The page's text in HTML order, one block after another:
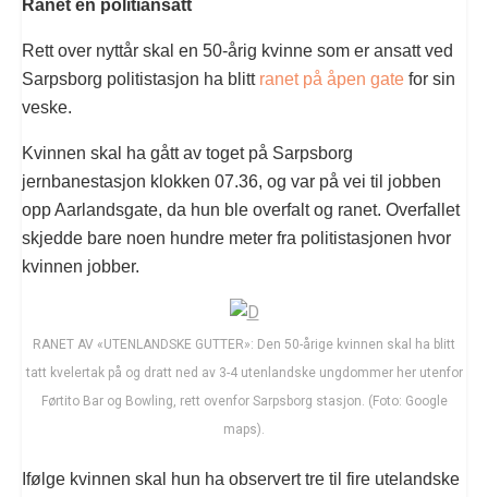
Ranet en politiansatt
Rett over nyttår skal en 50-årig kvinne som er ansatt ved
Sarpsborg politistasjon ha blitt ranet på åpen gate for sin
veske.
Kvinnen skal ha gått av toget på Sarpsborg
jernbanestasjon klokken 07.36, og var på vei til jobben
opp Aarlandsgate, da hun ble overfalt og ranet. Overfallet
skjedde bare noen hundre meter fra politistasjonen hvor
kvinnen jobber.
RANET AV «UTENLANDSKE GUTTER»: Den 50-årige kvinnen skal ha blitt
tatt kvelertak på og dratt ned av 3-4 utenlandske ungdommer her utenfor
Førtito Bar og Bowling, rett ovenfor Sarpsborg stasjon. (Foto: Google
maps).
Ifølge kvinnen skal hun ha observert tre til fire utelandske